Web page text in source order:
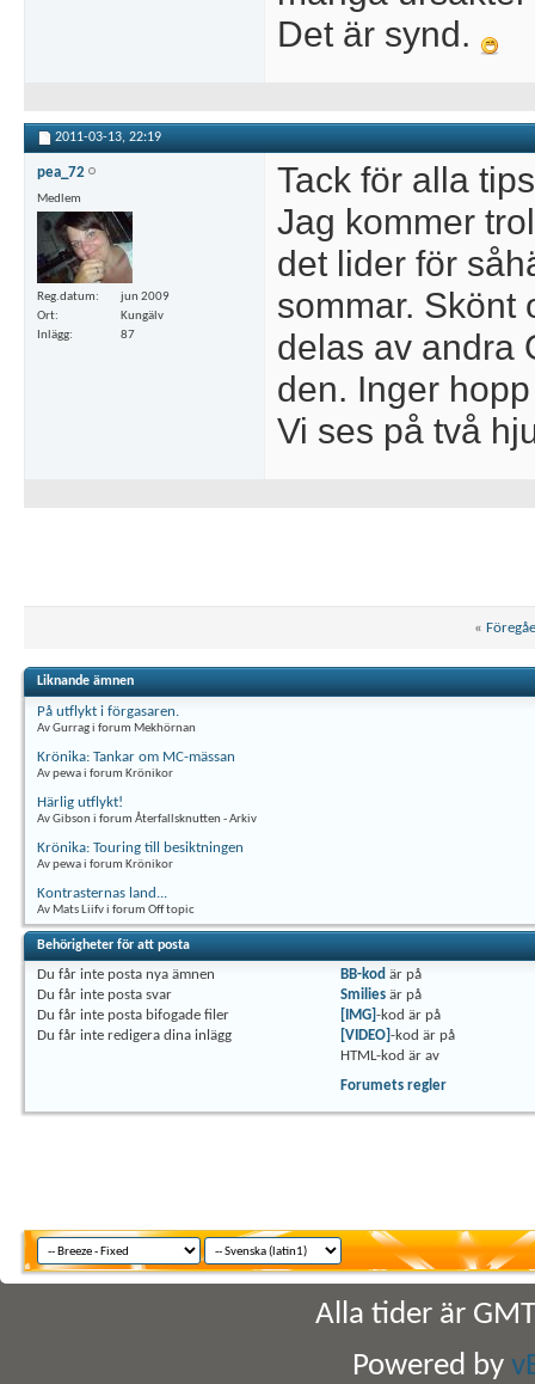
Det är synd.
2011-03-13, 22:19
pea_72
Medlem
Reg.datum
jun 2009
Ort
Kungälv
Inlägg
87
Tack för alla
Jag kommer
det lider för
sommar. Skönt
delas av andra
den. Inger
Vi ses på två
«
Liknande ämnen
På utflykt i förgasaren.
Av Gurrag i forum Mekhörnan
Krönika: Tankar om MC-mässan
Av pewa i forum Krönikor
Härlig utflykt!
Av Gibson i forum Återfallsknutten - Arkiv
Krönika: Touring till besiktningen
Av pewa i forum Krönikor
Kontrasternas land...
Av Mats Liifv i forum Off topic
Behörigheter för att posta
Du får inte posta nya ämnen
Du får inte posta svar
Du får inte posta bifogade filer
Du får inte redigera dina inlägg
BB-kod är på
Smilies är på
[IMG]-kod är på
[VIDEO]-kod är på
HTML-kod är av
Forumets regler
Alla tider är
Powered by